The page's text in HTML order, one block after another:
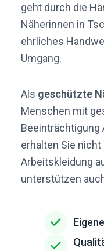
geht durch die
Näherinnen in
ehrliches
Umgang.
Als geschützte
Menschen mit
Beeinträchtigung
erhalten Sie
Arbeitskleidung
unterstützen